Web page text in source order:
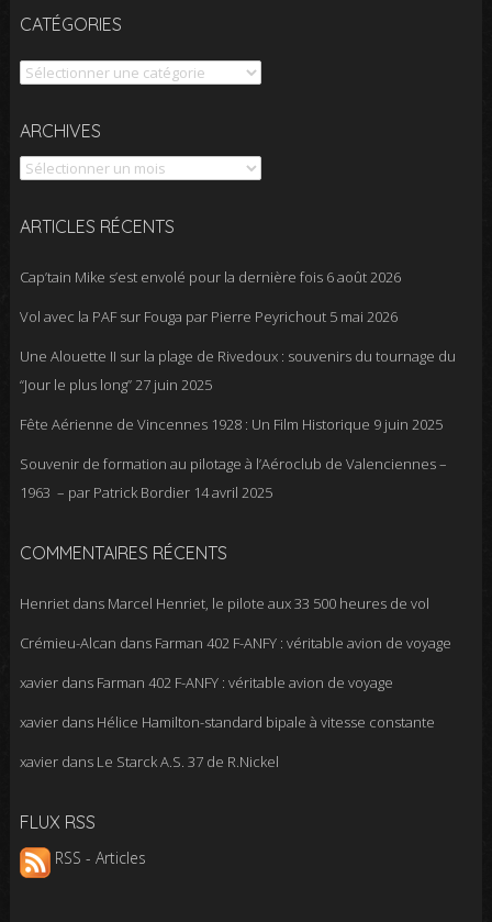
CATÉGORIES
Catégories
ARCHIVES
Archives
ARTICLES RÉCENTS
Cap’tain Mike s’est envolé pour la dernière fois 6 août 2026
Vol avec la PAF sur Fouga par Pierre Peyrichout 5 mai 2026
Une Alouette II sur la plage de Rivedoux : souvenirs du tournage du
“Jour le plus long”27 juin 2025
Fête Aérienne de Vincennes 1928 : Un Film Historique 9 juin 2025
Souvenir de formation au pilotage à l’Aéroclub de Valenciennes –
1963 – par Patrick Bordier 14 avril 2025
COMMENTAIRES RÉCENTS
Henrietdans Marcel Henriet, le pilote aux 33 500 heures de vol
Crémieu-Alcan dans Farman 402 F-ANFY : véritable avion de voyage
xavierdans Farman 402 F-ANFY : véritable avion de voyage
xavierdans Hélice Hamilton-standard bipale à vitesse constante
xavierdans Le Starck A.S. 37 de R.Nickel
FLUX RSS
RSS - Articles